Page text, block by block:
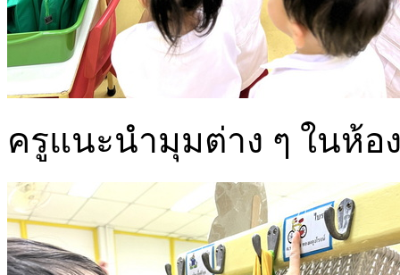
ครูแนะนำมุมต่าง ๆ ในห้อ